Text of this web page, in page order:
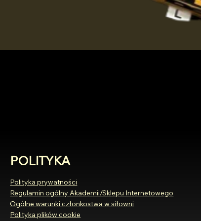
POLITYKA
Polityka prywatności
Regulamin ogólny Akademii/Sklepu Internetowego
Ogólne warunki członkostwa w siłowni
Polityka plików cookie